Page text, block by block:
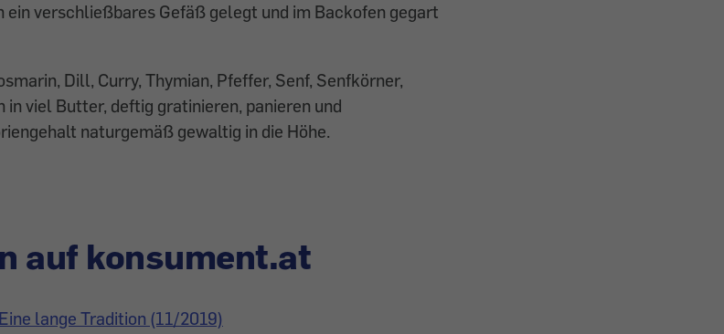
ein verschließbares Gefäß gelegt und im Backofen gegart
Dill, Curry, Thymian, Pfeffer, Senf, Senfkörner,
in viel Butter, deftig gratinieren, panieren und
naturgemäß gewaltig in die Höhe.
auf konsument.at
lange Tradition (11/2019)